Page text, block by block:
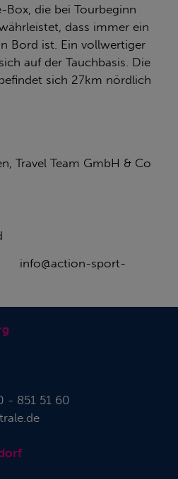
Box, die bei Tourbeginn
dass immer ein
Bord ist. Ein vollwertiger
auf der Tauchbasis. Die
sich 27km nördlich
Travel Team GmbH & Co
info@action-sport-
- 851 51 60